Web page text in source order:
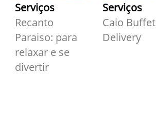
Serviços
Recanto
Paraiso: para
relaxar e se
divertir
Serviços
Caio Buffet
Delivery